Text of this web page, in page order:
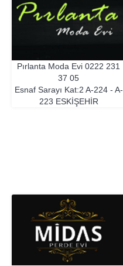
Pırlanta Moda Evi 0222 231
37 05
Esnaf Sarayı Kat:2 A-224 - A-
223 ESKIŞEHIR